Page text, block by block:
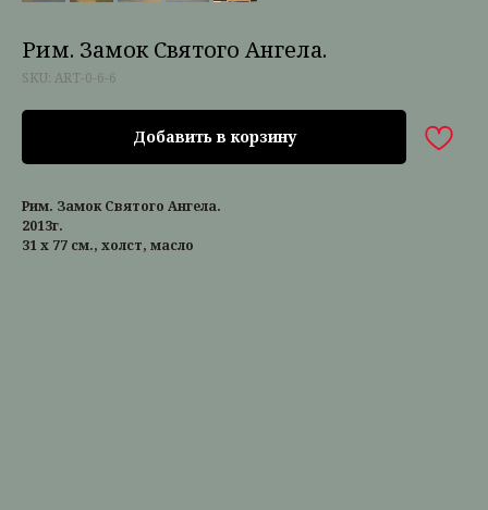
Рим. Замок Святого Ангела.
SKU: ART-0-6-6
Добавить в корзину
Рим. Замок Святого Ангела.
2013г.
31 х 77 см., холст, масло